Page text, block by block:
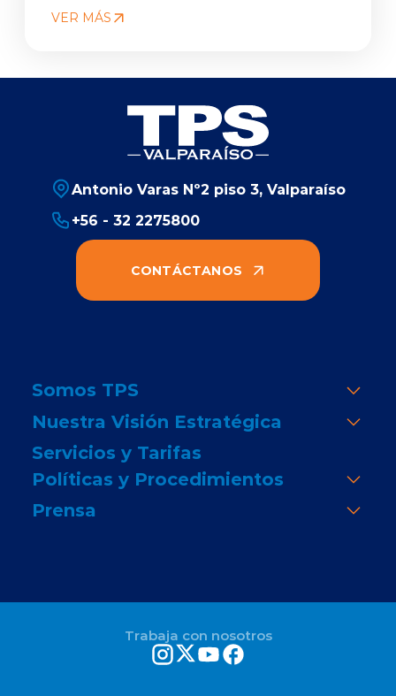
VER MÁS
Antonio Varas Nº2 piso 3, Valparaíso
+56 - 32 2275800
CONTÁCTANOS
Somos TPS
Nuestra Visión Estratégica
Servicios y Tarifas
Políticas y Procedimientos
Prensa
Trabaja con nosotros